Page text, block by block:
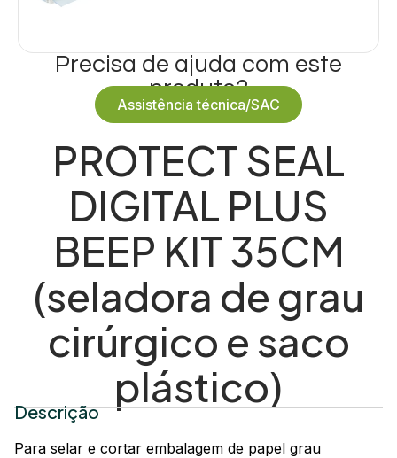
Precisa de ajuda com este
produto?
Assistência técnica/SAC
PROTECT SEAL
DIGITAL PLUS
BEEP KIT 35CM
(seladora de grau
cirúrgico e saco
plástico)
Descrição
Para selar e cortar embalagem de papel grau